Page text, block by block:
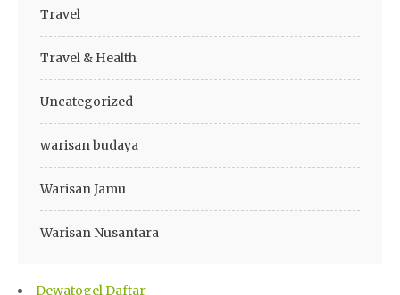
Travel
Travel & Health
Uncategorized
warisan budaya
Warisan Jamu
Warisan Nusantara
Dewatogel Daftar